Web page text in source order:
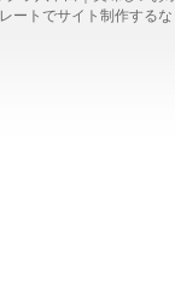
ートでサイト制作する